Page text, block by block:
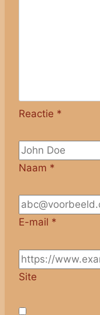
Reactie *
Naam *
E-mail *
Site